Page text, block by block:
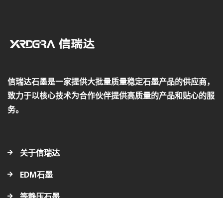
信瑞达石墨是一家提供大批量质量稳定石墨产品的供应商，
致力于以核心技术为合作伙伴提供高质量的产品和贴心的服
务。
关于信瑞达
EDM石墨